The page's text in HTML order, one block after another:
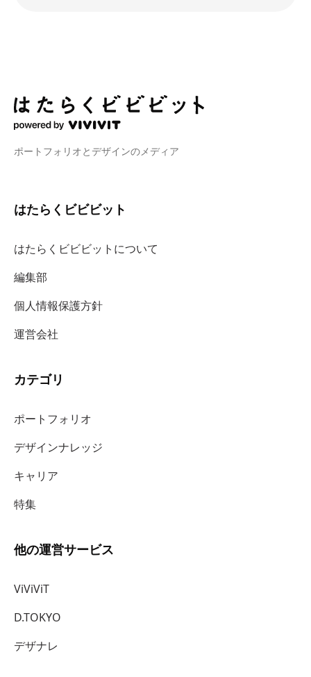
ポートフォリオとデザインのメディア
はたらくビビビット
はたらくビビビットについて
編集部
個人情報保護方針
運営会社
カテゴリ
ポートフォリオ
デザインナレッジ
キャリア
特集
他の運営サービス
ViViViT
D.TOKYO
デザナレ